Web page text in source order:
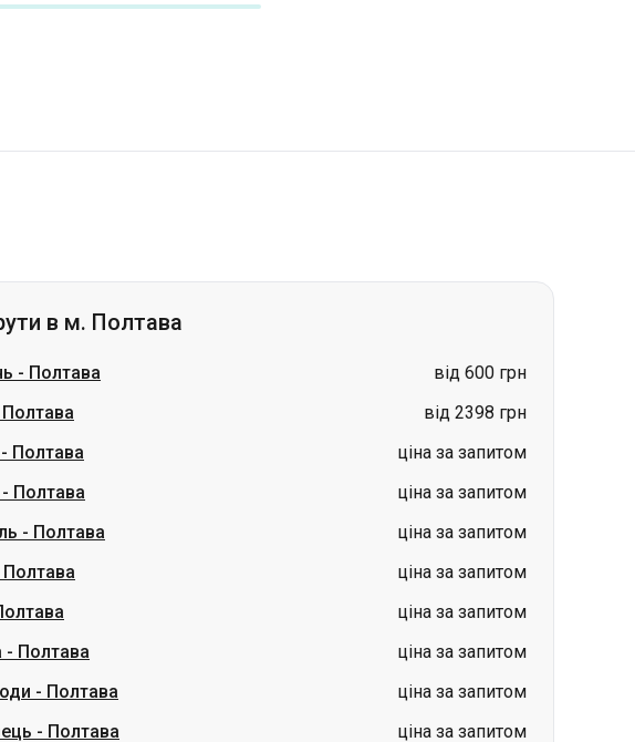
Полтава
Полтава
ціна за запитом
-Полтава
ціна за запитом
Полтава
ціна за запитом
ціна за запитом
-Полтава
ціна за запитом
-Полтава
ціна за запитом
-Полтава ціна за запитом
в м. Звягель